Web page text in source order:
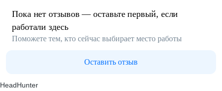
Пока нет отзывов — оставьте первый, если
работали здесь
Поможете тем, кто сейчас выбирает место работы
Оставить отзыв
HeadHunter